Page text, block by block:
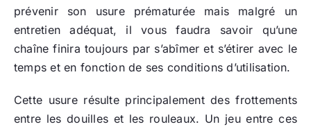
prévenir son usure prématurée mais malgré un
entretien adéquat, il vous faudra savoir qu’une
chaîne finira toujours par s’abîmer et s’étirer avec le
temps et en fonction de ses conditions d’utilisation.
Cette usure résulte principalement des frottements
entre les douilles et les rouleaux. Un jeu entre ces